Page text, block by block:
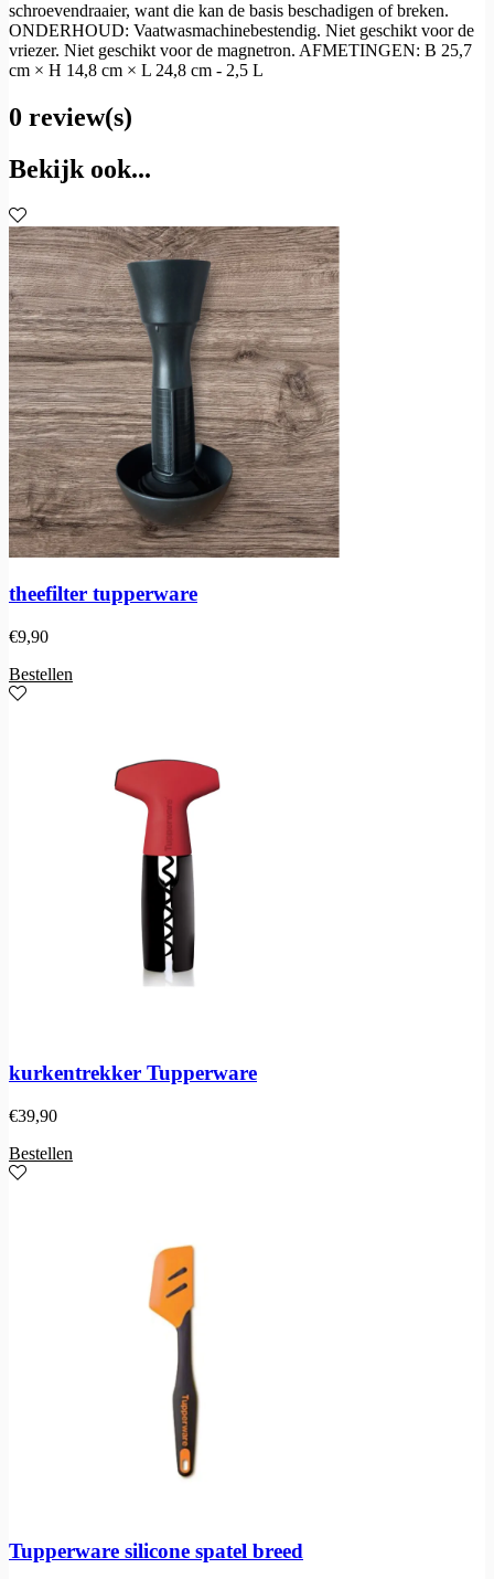
schroevendraaier, want die kan de basis beschadigen of breken.
ONDERHOUD: Vaatwasmachinebestendig. Niet geschikt voor de
vriezer. Niet geschikt voor de magnetron. AFMETINGEN: B 25,7
cm × H 14,8 cm × L 24,8 cm - 2,5 L
0 review(s)
Bekijk ook...
theefilter tupperware
€9,90
Bestellen
kurkentrekker Tupperware
€39,90
Bestellen
Tupperware silicone spatel breed